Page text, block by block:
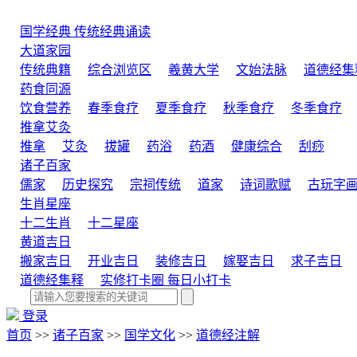
国学经典 传统经典诵读
大道家园
传统典籍
综合浏览区 羲黄大学 文始法脉
道德经集
药食同源
饮食营养
春季食疗 夏季食疗 秋季食疗 冬季食疗
推拿艾灸
推拿
艾灸 拔罐 药浴 药酒 健康综合
刮痧
诸子百家
儒家
历史探究 宗祠传统 道家 诗词歌赋 古玩字画
生肖星座
十二生肖
十二星座
黄道吉日
搬家吉日
开业吉日 装修吉日 嫁娶吉日
求子吉日
道德经集释
实修打卡圈 每日小打卡
登录
首页 >> 诸子百家 >> 国学文化 >> 道德经注解